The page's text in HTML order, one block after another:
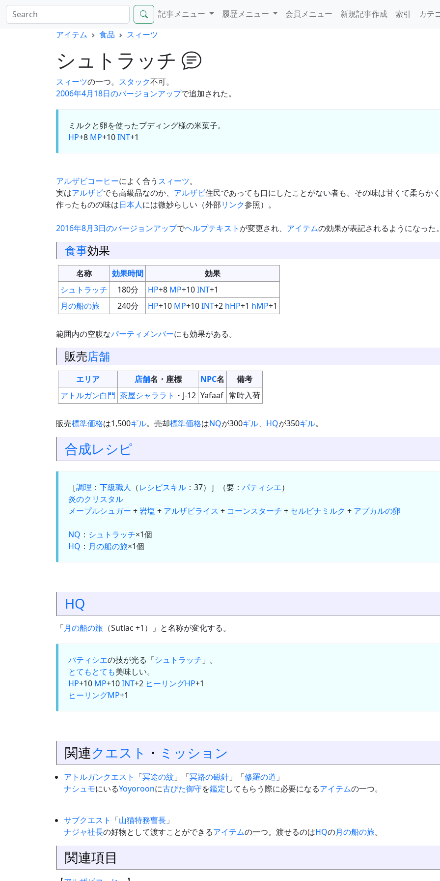
記事メニュー 履歴メニュー 会員メニュー 新規記事作成 索引
カテ
アイテム
食品 スィーツ
シュトラッチ
スィーツの一つ。 スタック不可。
2006年4月18日のバージョンアップで追加された。
ミルクと卵を使ったプディング様の米菓子。
HP+8 MP+10INT+1
アルザビコーヒーによく合う スィーツ。
実はアルザビでも高級品なのか、 アルザビ住民であっても口にしたことがない者も。その味は甘くて柔らか
作ったものの味は日本人には微妙らしい（外部リンク参照）。
2016年8月3日のバージョンアップでヘルプテキスト が変更され、 アイテムの効果が表記されるようになった
食事効果
名称 効果時間
効果
シュトラッチ
180分 HP+8 MP+10INT+1
月の船の旅
240分 HP+10 MP+10INT+2 hHP+1 hMP+1
範囲内の空腹なパーティメンバーにも効果がある。
販売店舗
エリア 店舗名・座標 NPC名
備考
アトルガン白門 茶屋シャララト ・J-12 Yafaaf 常時入荷
販売標準価格は1,500ギル。売却標準価格はNQが300ギル、 HQが350ギル。
合成レシピ
［調理 ： 下級職人 （レシピスキル ：37）］（要： パティシエ）
炎のクリスタル
メープルシュガー +岩塩 + アルザビライス + コーンスターチ + セルビナミルク + アプカルの卵
NQ ： シュトラッチ×1個
HQ ： 月の船の旅×1個
HQ
「月の船の旅 （Sutlac +1）」と名称が変化する。
パティシエの技が光る「シュトラッチ 」。
とてもとても美味しい。
HP+10 MP+10INT+2 ヒーリングHP+1
ヒーリングMP+1
関連クエスト ・ ミッション
アトルガンクエスト 「冥途の紋 」「冥路の磁針 」「修羅の道 」
ナシュモにいるYoyoroonに古びた御守を鑑定してもらう際に必要になるアイテムの一つ。
サブクエスト 「山猫特務曹長 」
ナジャ社長の好物として渡すことができるアイテムの一つ。渡せるのはHQの月の船の旅。
関連項目